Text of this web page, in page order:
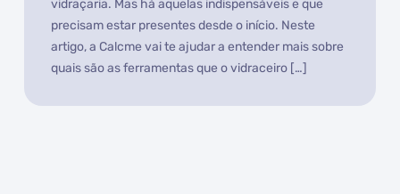
vidraçaria. Mas há aquelas indispensáveis e que
precisam estar presentes desde o início. Neste
artigo, a Calcme vai te ajudar a entender mais sobre
quais são as ferramentas que o vidraceiro […]